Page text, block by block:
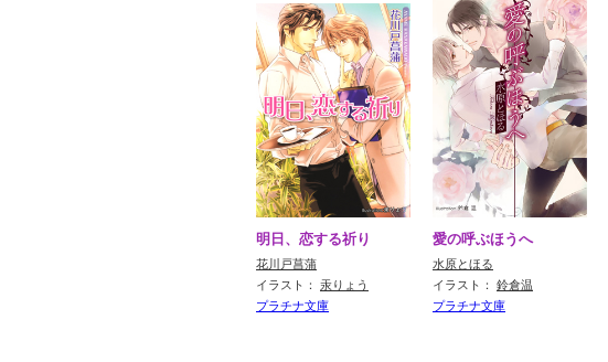
明日、恋する祈り
花川戸菖蒲
イラスト： 汞りょう
プラチナ文庫
愛の呼ぶほうへ
水原とほる
イラスト： 鈴倉温
プラチナ文庫